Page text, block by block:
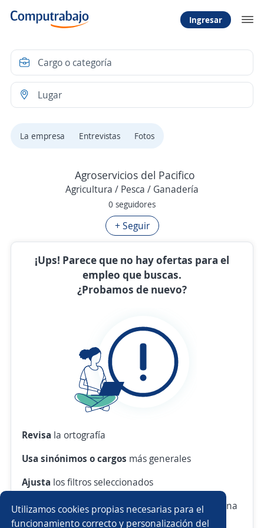
Utilizamos cookies propias necesarias para el
funcionamiento correcto y personalización del
Ingresar
La empresa Entrevistas Fotos
Agroservicios del Pacifico
Agricultura / Pesca / Ganadería
0 seguidores
+ Seguir
¡Ups! Parece que no hay ofertas para el
empleo que buscas.
¿Probamos de nuevo?
Revisa la ortografía
Usa sinónimos o cargos más generales
Ajusta los filtros seleccionados
O crea una alertay te avisamos cuando haya una
vacante con tus criterios